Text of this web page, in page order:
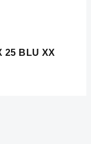
25 BLU XX